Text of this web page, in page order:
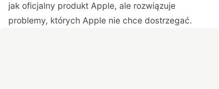
jak oficjalny produkt Apple, ale rozwiązuje
problemy, których Apple nie chce dostrzegać.